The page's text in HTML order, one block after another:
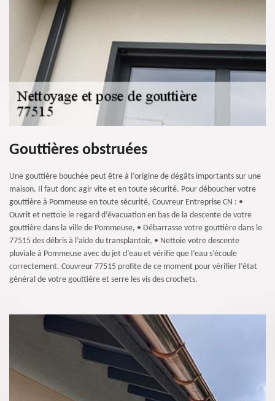
Gouttières obstruées
Une gouttière bouchée peut être à l’origine de dégâts importants sur une
maison. Il faut donc agir vite et en toute sécurité. Pour déboucher votre
gouttière à Pommeuse en toute sécurité, Couvreur Entreprise CN : •
Ouvrit et nettoie le regard d’évacuation en bas de la descente de votre
gouttière dans la ville de Pommeuse, • Débarrasse votre gouttière dans le
77515 des débris à l’aide du transplantoir, • Nettoie votre descente
pluviale à Pommeuse avec du jet d’eau et vérifie que l’eau s’écoule
correctement. Couvreur 77515 profite de ce moment pour vérifier l’état
général de votre gouttière et serre les vis des crochets.